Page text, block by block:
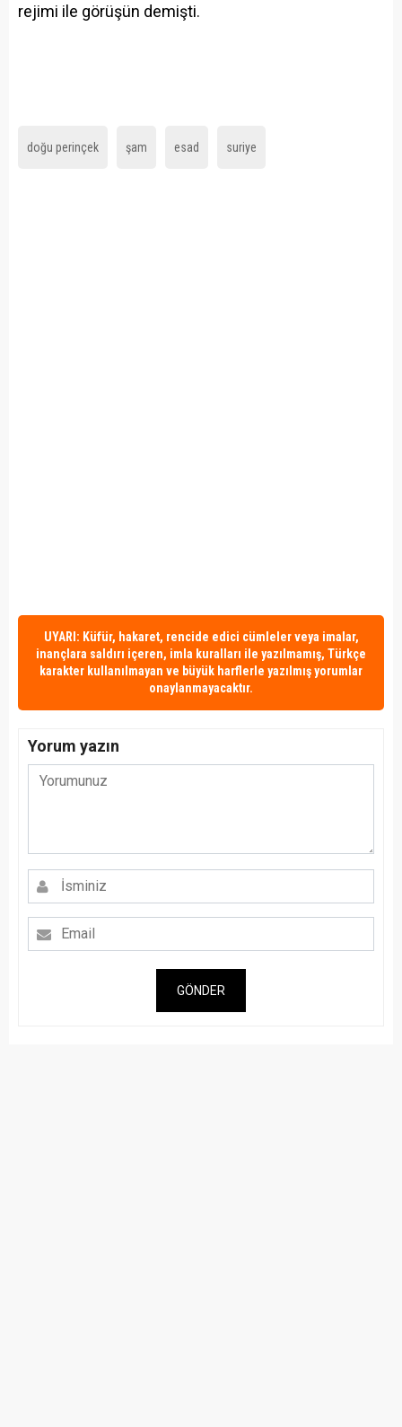
rejimi ile görüşün demişti.
doğu perinçek şam esad suriye
UYARI: Küfür, hakaret, rencide edici cümleler veya imalar,
inançlara saldırı içeren, imla kuralları ile yazılmamış, Türkçe
karakter kullanılmayan ve büyük harflerle yazılmış yorumlar
onaylanmayacaktır.
Yorum yazın
GÖNDER